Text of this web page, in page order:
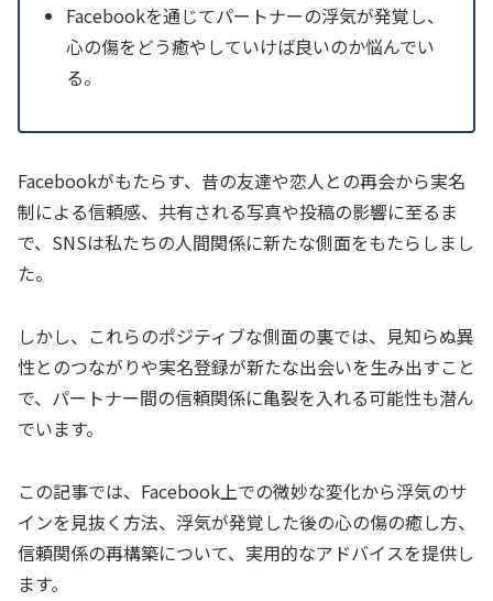
Facebookを通じてパートナーの浮気が発覚し、
心の傷をどう癒やしていけば良いのか悩んでい
る。
Facebookがもたらす、昔の友達や恋人との再会から実名
制による信頼感、共有される写真や投稿の影響に至るま
で、SNSは私たちの人間関係に新たな側面をもたらしまし
た。
しかし、これらのポジティブな側面の裏では、見知らぬ異
性とのつながりや実名登録が新たな出会いを生み出すこと
で、パートナー間の信頼関係に亀裂を入れる可能性も潜ん
でいます。
この記事では、Facebook上での微妙な変化から浮気のサ
インを見抜く方法、浮気が発覚した後の心の傷の癒し方、
信頼関係の再構築について、実用的なアドバイスを提供し
ます。